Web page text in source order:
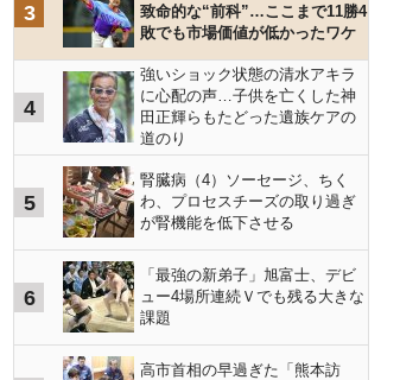
3
致命的な“前科”…ここまで11勝4
敗でも市場価値が低かったワケ
4
強いショック状態の清水アキラ
に心配の声…子供を亡くした神
田正輝らもたどった遺族ケアの
道のり
5
腎臓病（4）ソーセージ、ちく
わ、プロセスチーズの取り過ぎ
が腎機能を低下させる
6
「最強の新弟子」旭富士、デビ
ュー4場所連続Ｖでも残る大きな
課題
高市首相の早過ぎた「熊本訪